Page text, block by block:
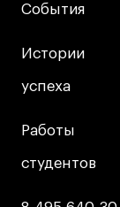
События
События
Истории
успеха
Истории
успеха
Работы
студентов
Работы
студентов